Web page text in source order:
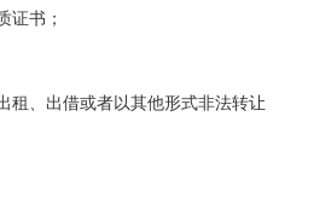
证书；
租、出借或者以其他形式非法转让